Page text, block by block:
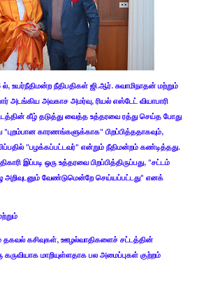
உயர்நீதிமன்ற நீதிபதிகள் ஜி.ஆர். சுவாமிநாதன் மற்றும்
அடங்கிய அவகாச அமர்வு, ரியல் எஸ்டேட் வியாபாரி
கீழ் தடுத்து வைத்த உத்தரவை ரத்து செய்த போது
காரணங்களுக்காக" பிறப்பித்ததாகவும்,
"பழக்கப்பட்டவர்" என்றும் நீதிமன்றம் கண்டித்தது.
இப்படி ஒரு உத்தரவை பிறப்பித்திருப்பது, "சட்டம்
அறிவுடனும் வேண்டுமென்றே செய்யப்பட்டது" எனக்
தகவல் கசிவுகள், ஊழல்வாதிகளைச் சட்டத்தின்
கருவியாக மாறியுள்ளதாக பல அமைப்புகள் குற்றம்